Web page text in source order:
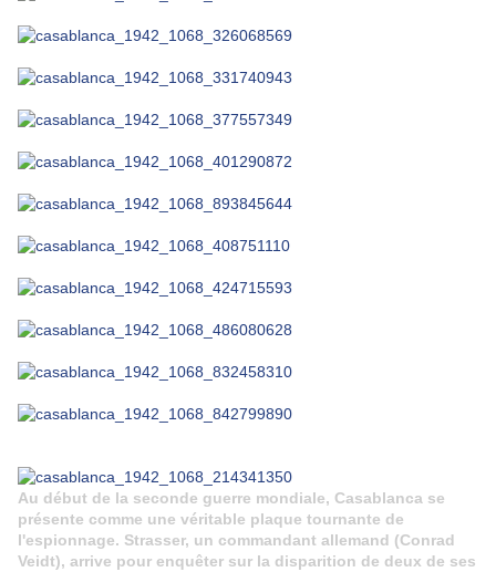
Au début de la seconde guerre mondiale, Casablanca se
présente comme une véritable plaque tournante de
l'espionnage. Strasser, un commandant allemand (Conrad
Veidt), arrive pour enquêter sur la disparition de deux de ses